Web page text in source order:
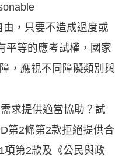
，只要不造成過度或
平等的應考試權，國家
，應視不同障礙類別與
求提供適當協助？試
第2條第2款拒絕提供合
第2款及《公民與政